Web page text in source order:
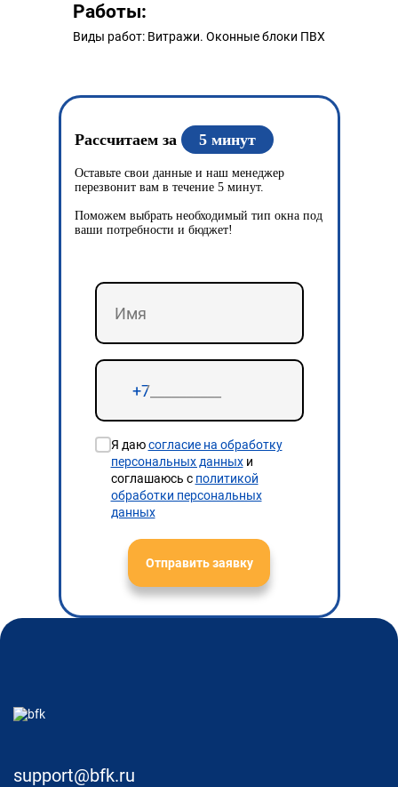
Работы:
Виды работ: Витражи. Оконные блоки ПВХ
Рассчитаем за 5 минут
Оставьте свои данные и наш менеджер
перезвонит вам в течение 5 минут.
Поможем выбрать необходимый тип окна под
ваши потребности и бюджет!
Я даюсогласие на обработку
персональных данныхи
соглашаюсь с политикой
обработки персональных
данных
Отправить заявку
support@bfk.ru